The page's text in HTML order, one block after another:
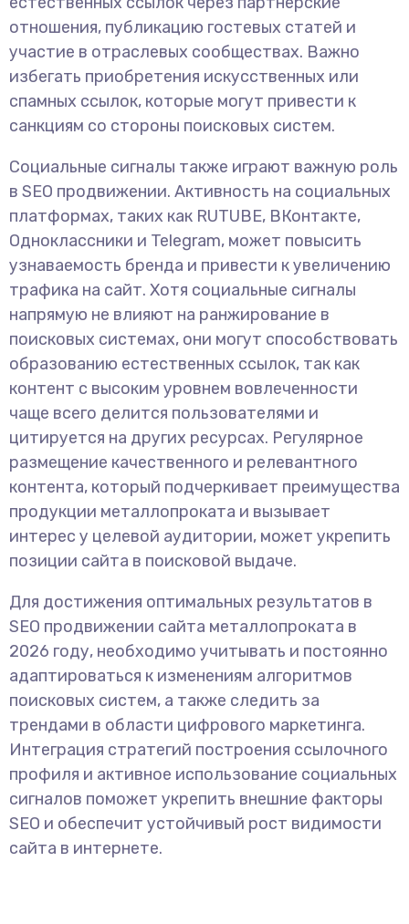
отношения, публикацию гостевых статей и
участие в отраслевых сообществах. Важно
избегать приобретения искусственных или
спамных ссылок, которые могут привести к
санкциям со стороны поисковых систем.
Социальные сигналы также играют важную роль
в SEO продвижении. Активность на социальных
платформах, таких как RUTUBE, ВКонтакте,
Одноклассники и Telegram, может повысить
узнаваемость бренда и привести к увеличению
трафика на сайт. Хотя социальные сигналы
напрямую не влияют на ранжирование в
поисковых системах, они могут способствовать
образованию естественных ссылок, так как
контент с высоким уровнем вовлеченности
чаще всего делится пользователями и
цитируется на других ресурсах. Регулярное
размещение качественного и релевантного
контента, который подчеркивает преимущества
продукции металлопроката и вызывает
интерес у целевой аудитории, может укрепить
позиции сайта в поисковой выдаче.
Для достижения оптимальных результатов в
SEO продвижении сайта металлопроката в
2026 году, необходимо учитывать и постоянно
адаптироваться к изменениям алгоритмов
поисковых систем, а также следить за
трендами в области цифрового маркетинга.
Интеграция стратегий построения ссылочного
профиля и активное использование социальных
сигналов поможет укрепить внешние факторы
SEO и обеспечит устойчивый рост видимости
сайта в интернете.